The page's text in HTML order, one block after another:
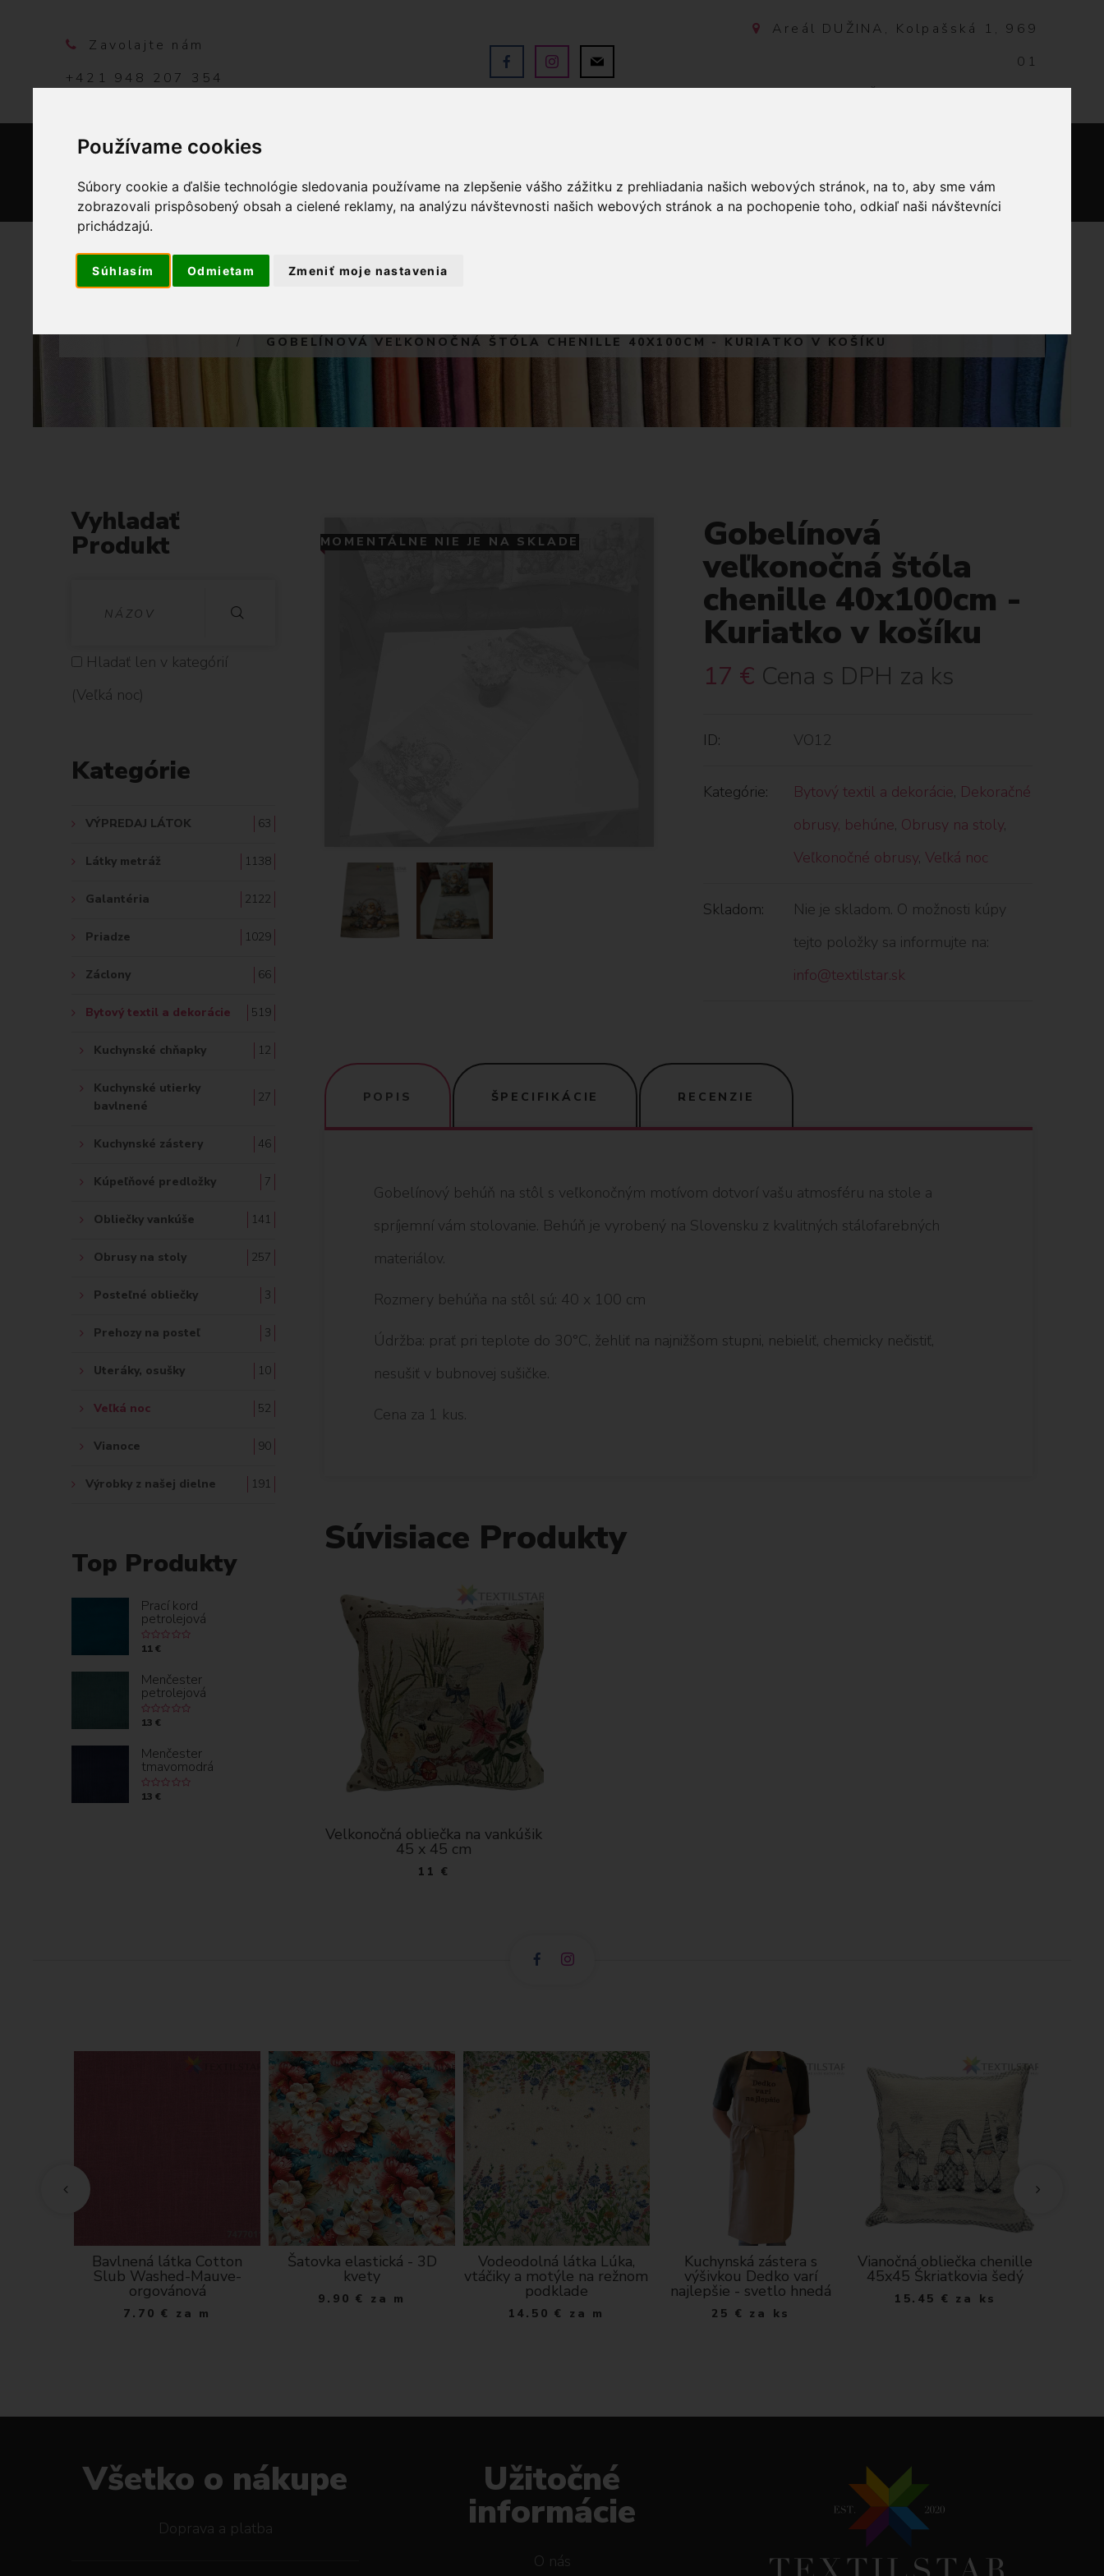
Používame cookies
Súbory cookie a ďalšie technológie sledovania používame na zlepšenie vášho zážitku z prehliadania našich webových stránok, na to, aby sme vám
zobrazovali prispôsobený obsah a cielené reklamy, na analýzu návštevnosti našich webových stránok a na pochopenie toho, odkiaľ naši návštevníci
prichádzajú.
Súhlasím Odmietam Zmeniť moje nastavenia
Zavolajte nám
+421 948 207 354
Areál DUŽINA, Kolpašská 1, 969
01
GOBELÍNOVÁ VEĽKONOČNÁ ŠTÓLA CHENILLE 40X100CM - KURIATKO V KOŠÍKU
MOMENTÁLNE NIE JE NA SKLADE Gobelínová
veľkonočná štóla
chenille 40x100cm -
Kuriatko v košíku
17 € Cena s DPH za ks
ID: VO12
Kategórie: Bytový textil a dekorácie, Dekoračné
obrusy, behúne, Obrusy na stoly,
Veľkonočné obrusy, Veľká noc
Skladom:
Nie je skladom. O možnosti kúpy
tejto položky sa informujte na:
info@textilstar.sk
POPIS ŠPECIFIKÁCIE RECENZIE
Gobelínový behúň na stôl s veľkonočným motívom dotvorí vašu atmosféru na stole a
spríjemní vám stolovanie. Behúň je vyrobený na Slovensku z kvalitných stálofarebných
materiálov.
Rozmery behúňa na stôl sú: 40 x 100 cm
Údržba: prať pri teplote do 30°C, žehliť na najnižšom stupni, nebieliť, chemicky nečistiť,
nesušiť v bubnovej sušičke.
Cena za 1 kus.
Súvisiace Produkty
Velkonočná obliečka na vankúšik
45 x 45 cm
11 €
Vyhladať
Produkt
H
L
D
Ť
:
Hladať len v kategórií
(Veľká noc)
Kategórie
VÝPREDAJ LÁTOK 63
Látky metráž 1138
Galantéria 2122
Priadze 1029
Záclony 66
Bytový textil a dekorácie 519
Kuchynské chňapky 12
Kuchynské utierky
bavlnené
27
Kuchynské zástery 46
Kúpeľňové predložky 7
Obliečky vankúše 141
Obrusy na stoly 257
Posteľné obliečky 3
Prehozy na posteľ 3
Uteráky, osušky 10
Veľká noc 52
Vianoce 90
Výrobky z našej dielne 191
Top Produkty
Prací kord
petrolejová
11 €
Menčester
petrolejová
13 €
Menčester
tmavomodrá
13 €
Bavlnená látka Cotton
Slub Washed-Mauve-
orgovánová
7.70 € za m
Šatovka elastická - 3D
kvety
9.90 € za m
Vodeodolná látka Lúka,
vtáčiky a motýle na režnom
podklade
14.50 € za m
Kuchynská zástera s
výšivkou Dedko varí
najlepšie - svetlo hnedá
25 € za ks
Vianočná obliečka chenille
45x45 Škriatkovia šedý
15.45 € za ks
Všetko o nákupe
Doprava a platba
Užitočné
informácie
O nás